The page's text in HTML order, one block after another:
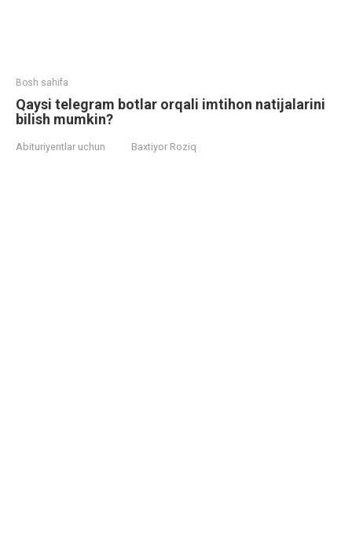
Bosh sahifa
Qaysi telegram botlar orqali imtihon natijalarini
bilish mumkin?
Abituriyentlar uchun Baxtiyor Roziq